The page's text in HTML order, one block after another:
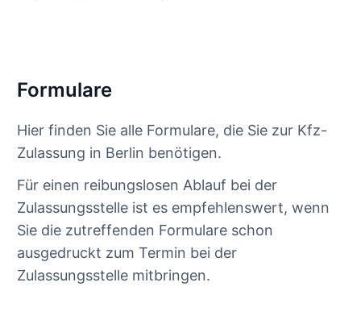
Formulare
Hier finden Sie alle Formulare, die Sie zur Kfz-
Zulassung in Berlin benötigen.
Für einen reibungslosen Ablauf bei der
Zulassungsstelle ist es empfehlenswert, wenn
Sie die zutreffenden Formulare schon
ausgedruckt zum Termin bei der
Zulassungsstelle mitbringen.